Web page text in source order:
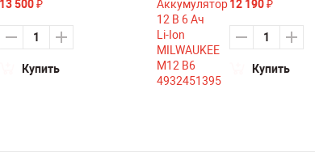
13 500 ₽
Купить
12 190 ₽
Купить